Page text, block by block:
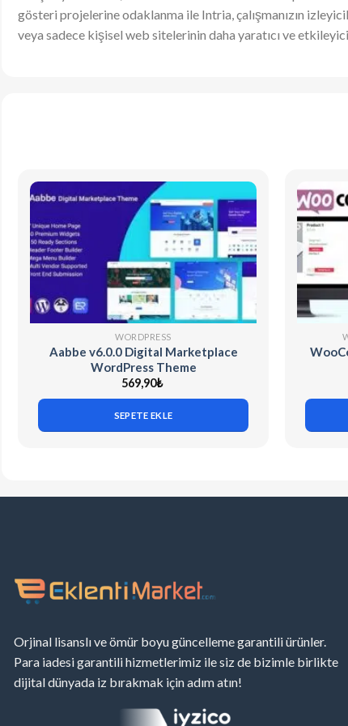
gösteri projelerine odaklanma ile Intria, çalışmanızın
veya sadece kişisel web sitelerinin daha yaratıcı ve
WORDPRESS
Aabbe v6.0.0 Digital Marketplace
WordPress Theme
569,90₺
SEPETE EKLE
Orjinal lisanslı ve ömür boyu güncelleme garantili ürünler.
Para iadesi garantili hizmetlerimiz ile siz de bizimle birlikte
dijital dünyada iz bırakmak için adım atın!